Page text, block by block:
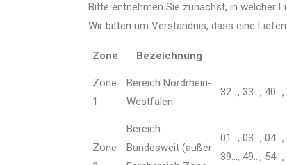
Bitte entnehmen Sie zunächst, in welcher
Wir bitten um Verständnis, dass eine
Zone Bezeichnung
Zone
1
Bereich Nordrhein-
Westfalen
32…, 33…,
Zone
Bereich
Bundesweit (außer
01…, 03…,
39…, 49…,